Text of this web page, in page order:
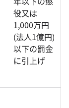
役又は
1,000万円
(法人1億円)
以下の罰金
に引上げ